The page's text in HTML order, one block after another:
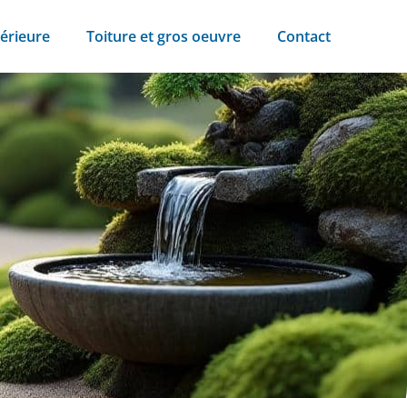
Toiture et gros oeuvre Contact